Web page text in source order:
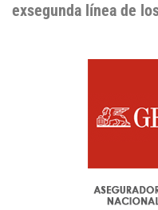
exsegunda línea de